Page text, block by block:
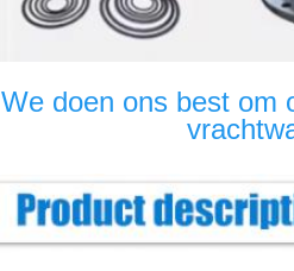
We doen ons best om